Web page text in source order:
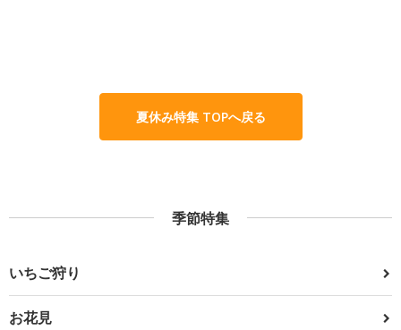
夏休み特集 TOPへ戻る
季節特集
いちご狩り
お花見